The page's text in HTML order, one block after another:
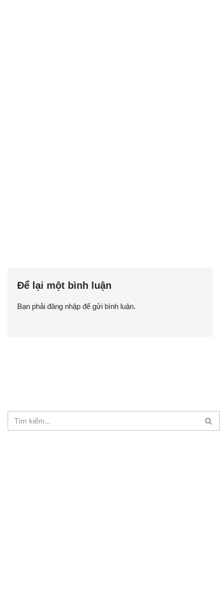
Để lại một bình luận
Bạn phải đăng nhập để gửi bình luận.